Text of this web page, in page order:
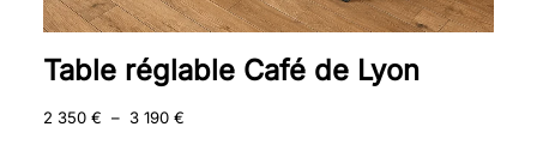
Table réglable Café de Lyon
2 350 € – 3 190 €